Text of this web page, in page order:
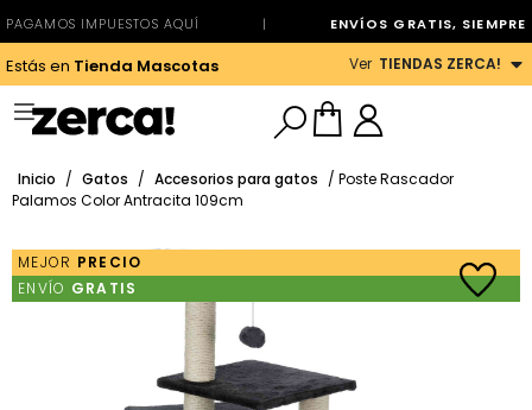
PAGAMOS IMPUESTOS AQUÍ | ENVÍOS GRATIS, SIEMPRE
Estás en Tienda Mascotas Ver TIENDAS ZERCA!
Inicio / Gatos / Accesorios para gatos / Poste Rascador
Palamos Color Antracita 109cm
MEJOR PRECIO
ENVÍO GRATIS